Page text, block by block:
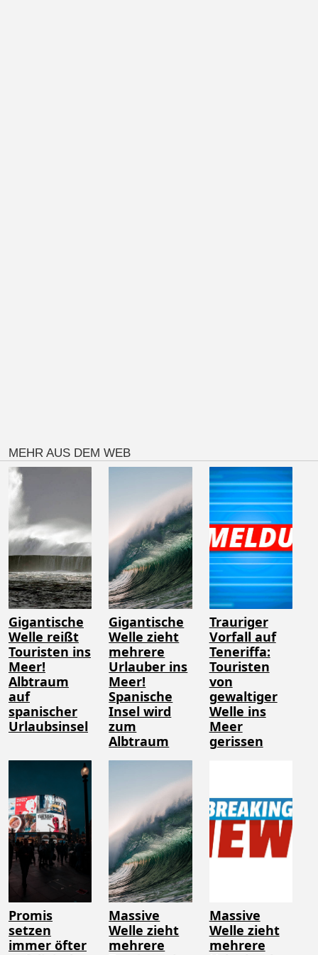
MEHR AUS DEM WEB
Gigantische
Welle reißt
Touristen ins
Meer!
Albtraum
auf
spanischer
Urlaubsinsel
Gigantische
Welle zieht
mehrere
Urlauber ins
Meer!
Spanische
Insel wird
zum
Albtraum
Trauriger
Vorfall auf
Teneriffa:
Touristen
von
gewaltiger
Welle ins
Meer
gerissen
Promis
setzen
immer öfter
Massive
Welle zieht
mehrere
Massive
Welle zieht
mehrere